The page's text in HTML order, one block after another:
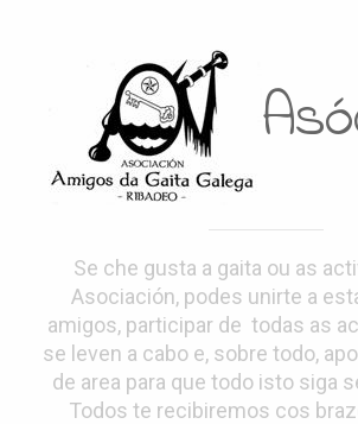
Se che gusta a gaita ou as
Asociación, podes unirte a
amigos, participar de todas as
se leven a cabo e, sobre todo,
de area para que todo isto siga
Todos te recibiremos cos